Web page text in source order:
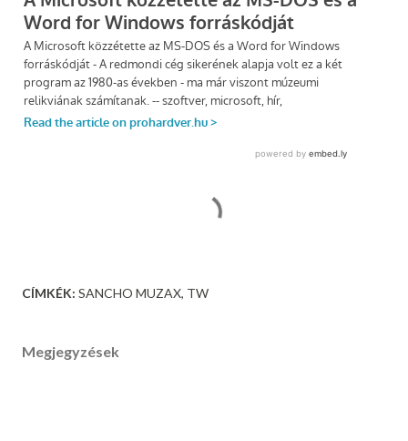
CÍMKÉK: SANCHO MUZAX TW
Megjegyzések